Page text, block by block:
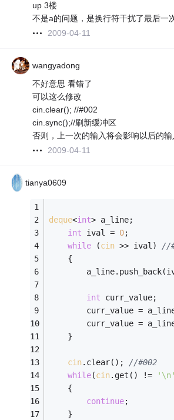
up 3楼
不是a的问题，是换行符干扰了最后一
2009-04-11
wangyadong
不好意思 看错了
可以这么修改
cin.clear(); //#002
cin.sync();//刷新缓冲区
否则，上一次的输入将会影响以后的输
2009-04-11
tianya0609
deque<int> a_line;
int ival = 0;
while (cin >> ival) //
    {
int curr_value;
curr_value =
curr_value =
    }
cin.clear(); //#002
while(cin.get() != '\n'
    {
continue;
    }